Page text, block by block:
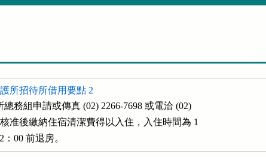
所招待所借用要點 2
務組申請或傳真 (02) 2266-7698 或電洽 (02)
核准後繳納住宿清潔費得以入住，入住時間為 1
：00 前退房。